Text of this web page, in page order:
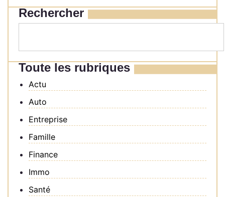
Rechercher
Toute les rubriques
Actu
Auto
Entreprise
Famille
Finance
Immo
Santé